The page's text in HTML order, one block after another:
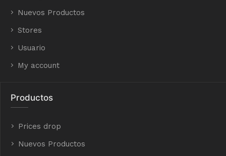
Nuevos Productos
Stores
Usuario
My account
Productos
Prices drop
Nuevos Productos